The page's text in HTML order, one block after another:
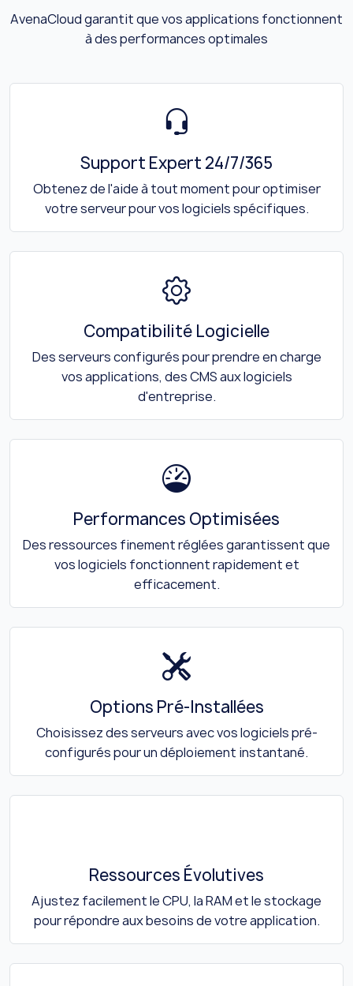
AvenaCloud garantit que vos applications fonctionnent
à des performances optimales
Support Expert 24/7/365
Obtenez de l'aide à tout moment pour optimiser
votre serveur pour vos logiciels spécifiques.
Compatibilité Logicielle
Des serveurs configurés pour prendre en charge
vos applications, des CMS aux logiciels
d'entreprise.
Performances Optimisées
Des ressources finement réglées garantissent que
vos logiciels fonctionnent rapidement et
efficacement.
Options Pré-Installées
Choisissez des serveurs avec vos logiciels pré-
configurés pour un déploiement instantané.
Ressources Évolutives
Ajustez facilement le CPU, la RAM et le stockage
pour répondre aux besoins de votre application.